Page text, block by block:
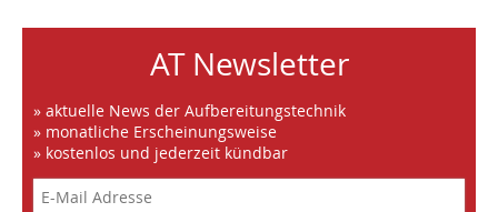
AT Newsletter
» aktuelle News der Aufbereitungstechnik
» monatliche Erscheinungsweise
» kostenlos und jederzeit kündbar